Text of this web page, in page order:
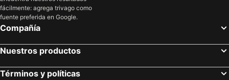
fácilmente: agrega trivago como
fuente preferida en Google.
Compañía
Nuestros productos
Términos y políticas